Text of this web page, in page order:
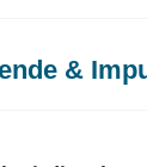
&